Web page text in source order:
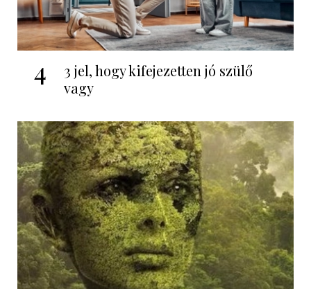
4
3 jel, hogy kifejezetten jó szülő
vagy